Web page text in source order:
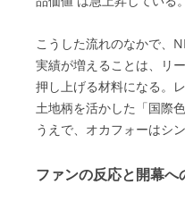
こうした流れのなかで、
実績が増えることは、リ
押し上げる材料になる。
土地柄を活かした「国際
うえで、オカフォーはシ
ファンの反応と開幕へ